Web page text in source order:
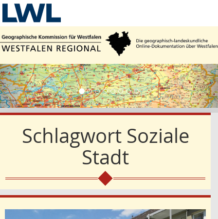
Vorherige
SchlagwortSoziale
Stadt